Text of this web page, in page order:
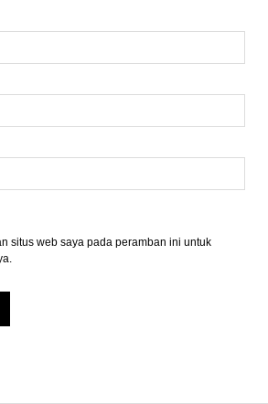
situs web saya pada peramban ini untuk